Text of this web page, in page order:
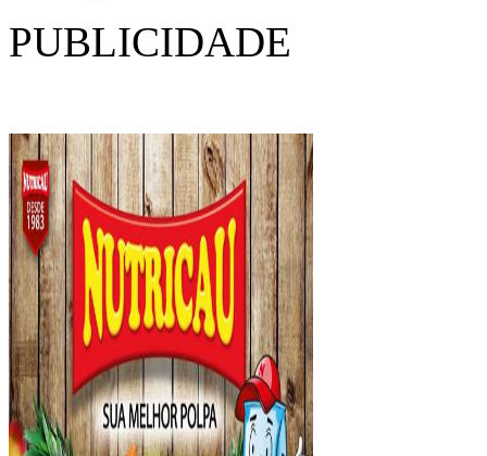
PUBLICIDADE